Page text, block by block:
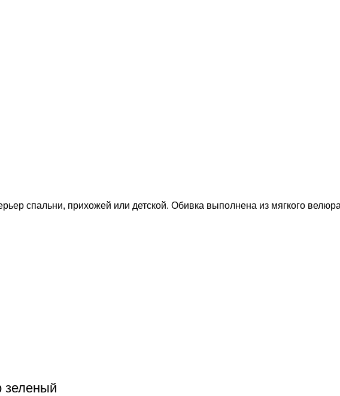
спальни, прихожей или детской. Обивка выполнена из мягкого